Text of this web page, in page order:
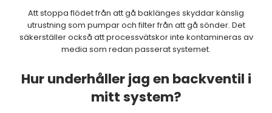
Att stoppa flödet från att gå baklänges skyddar känslig
utrustning som pumpar och filter från att gå sönder. Det
säkerställer också att processvätskor inte kontamineras av
media som redan passerat systemet.
Hur underhåller jag en backventil i
mitt system?